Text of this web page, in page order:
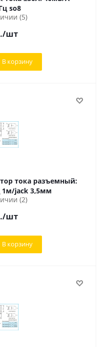
DC...250кГц so8
(5)
/шт
В корзину
1м/jack 3,5мм
(2)
/шт
В корзину